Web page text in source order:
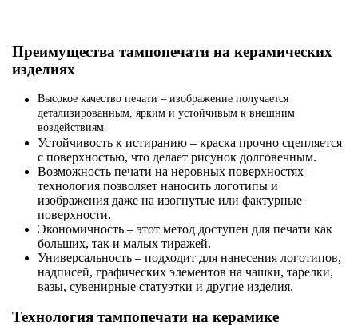
Преимущества тампопечати на керамических
изделиях
Высокое качество печати – изображение получается
детализированным, ярким и устойчивым к внешним
воздействиям.
Устойчивость к истиранию – краска прочно сцепляется
с поверхностью, что делает рисунок долговечным.
Возможность печати на неровных поверхностях –
технология позволяет наносить логотипы и
изображения даже на изогнутые или фактурные
поверхности.
Экономичность – этот метод доступен для печати как
больших, так и малых тиражей.
Универсальность – подходит для нанесения логотипов,
надписей, графических элементов на чашки, тарелки,
вазы, сувенирные статуэтки и другие изделия.
Технология тампопечати на керамике